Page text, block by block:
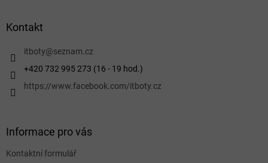
Kontakt
itboty@seznam.cz
+420 732 995 273 (16 - 19 hod.)
https://www.facebook.com/itboty.cz
Informace pro vás
Kontaktní formulář